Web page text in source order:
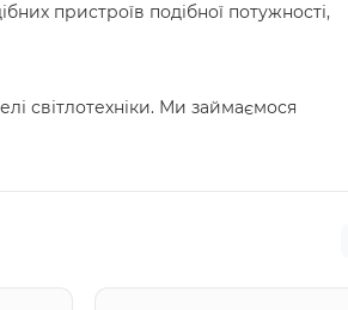
пристроїв подібної потужності,
світлотехніки. Ми займаємося